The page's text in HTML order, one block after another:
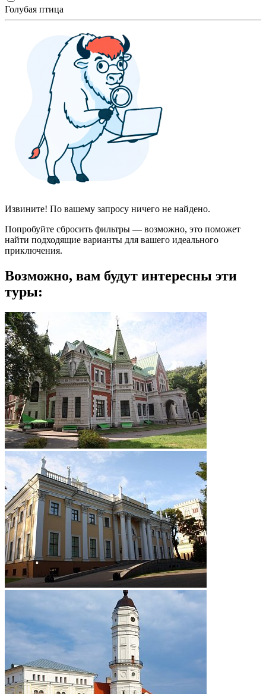
Голубая птица
Извините! По вашему запросу ничего не найдено.
Попробуйте сбросить фильтры — возможно, это поможет
найти подходящие варианты для вашего идеального
приключения.
Возможно, вам будут интересны эти
туры: